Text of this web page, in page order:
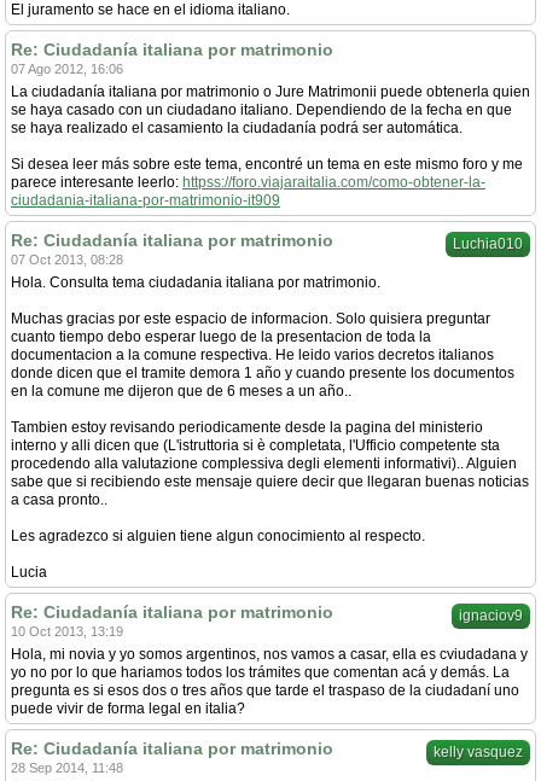
El juramento se hace en el idioma italiano.
Re: Ciudadanía italiana por matrimonio
07 Ago 2012, 16:06
La ciudadanía italiana por matrimonio o Jure Matrimonii puede obtenerla quien
se haya casado con un ciudadano italiano. Dependiendo de la fecha en que
se haya realizado el casamiento la ciudadanía podrá ser automática.
Si desea leer más sobre este tema, encontré un tema en este mismo foro y me
parece interesante leerlo: httpss://foro.viajaraitalia.com/como-obtener-la-
ciudadania-italiana-por-matrimonio-it909
Luchia010
Re: Ciudadanía italiana por matrimonio
07 Oct 2013, 08:28
Hola. Consulta tema ciudadania italiana por matrimonio.
Muchas gracias por este espacio de informacion. Solo quisiera preguntar
cuanto tiempo debo esperar luego de la presentacion de toda la
documentacion a la comune respectiva. He leido varios decretos italianos
donde dicen que el tramite demora 1 año y cuando presente los documentos
en la comune me dijeron que de 6 meses a un año..
Tambien estoy revisando periodicamente desde la pagina del ministerio
interno y alli dicen que (L'istruttoria si è completata, l'Ufficio competente sta
procedendo alla valutazione complessiva degli elementi informativi).. Alguien
sabe que si recibiendo este mensaje quiere decir que llegaran buenas noticias
a casa pronto..
Les agradezco si alguien tiene algun conocimiento al respecto.
Lucia
ignaciov9
Re: Ciudadanía italiana por matrimonio
10 Oct 2013, 13:19
Hola, mi novia y yo somos argentinos, nos vamos a casar, ella es cviudadana y
yo no por lo que hariamos todos los trámites que comentan acá y demás. La
pregunta es si esos dos o tres años que tarde el traspaso de la ciudadaní uno
puede vivir de forma legal en italia?
kelly vasquez
Re: Ciudadanía italiana por matrimonio
28 Sep 2014, 11:48